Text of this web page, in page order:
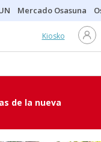
Mercado Osasuna
Kiosko
de la nueva